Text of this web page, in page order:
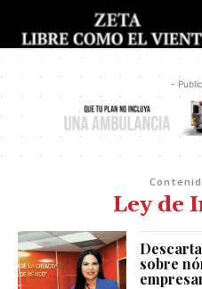
-
Ley de
sobre